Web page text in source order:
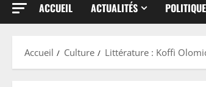
ACCUEIL ACTUALITÉS POLITIQUE
Accueil Culture Littérature : Koffi